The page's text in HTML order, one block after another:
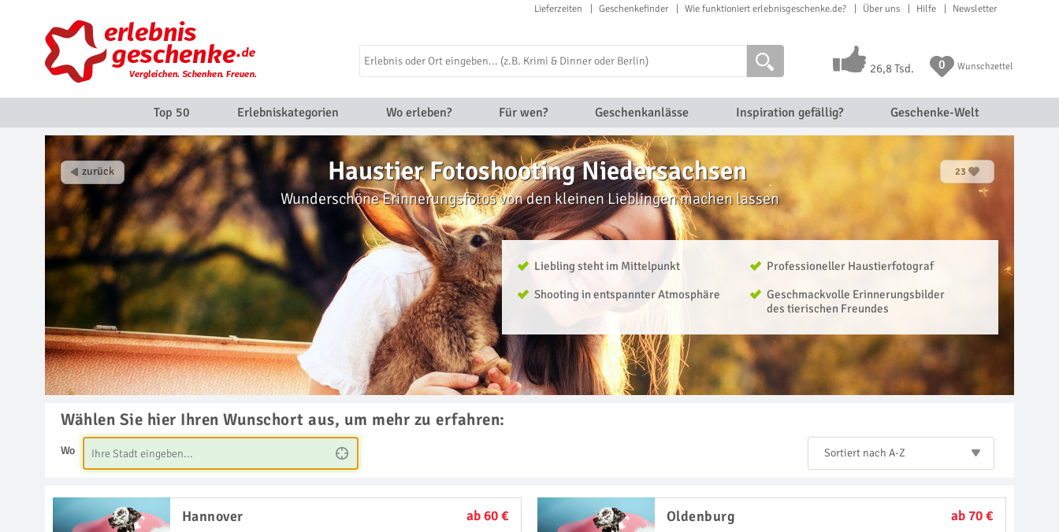
Lieferzeiten Geschenkefinder Wie funktioniert erlebnisgeschenke.de? Über uns Hilfe Newsletter
26,8 Tsd. 0 Wunschzettel
Top 50 Erlebniskategorien Wo erleben? Für wen? Geschenkanlässe Inspiration gefällig? Geschenke-Welt
Haustier Fotoshooting Niedersachsen 23
Wunderschöne Erinnerungsfotos von den kleinen Lieblingen machen lassen
Liebling steht im Mittelpunkt
Professioneller Haustierfotograf
Shooting in entspannter Atmosphäre
Geschmackvolle Erinnerungsbilder
des tierischen Freundes
Wählen Sie hier Ihren Wunschort aus, um mehr zu erfahren:
Wo Sortiert nach A-Z
Hannover ab 60 € Oldenburg ab 70 €